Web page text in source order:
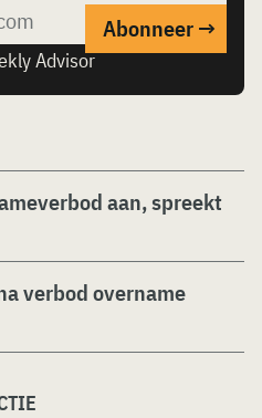
Advisor
aan, spreekt
verbod overname